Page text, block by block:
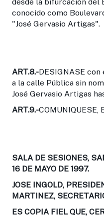
conocido como
"José Gervasio Artigas".
ART.8.-DESIGNASE
a la calle Pública sin
José Gervasio Artigas
ART.9.-COMUNIQUESE,
SALA DE SESIONES,
16 DE MAYO DE 1997.
JOSE INGOLD,
MARTINEZ,
ES COPIA FIEL QUE,